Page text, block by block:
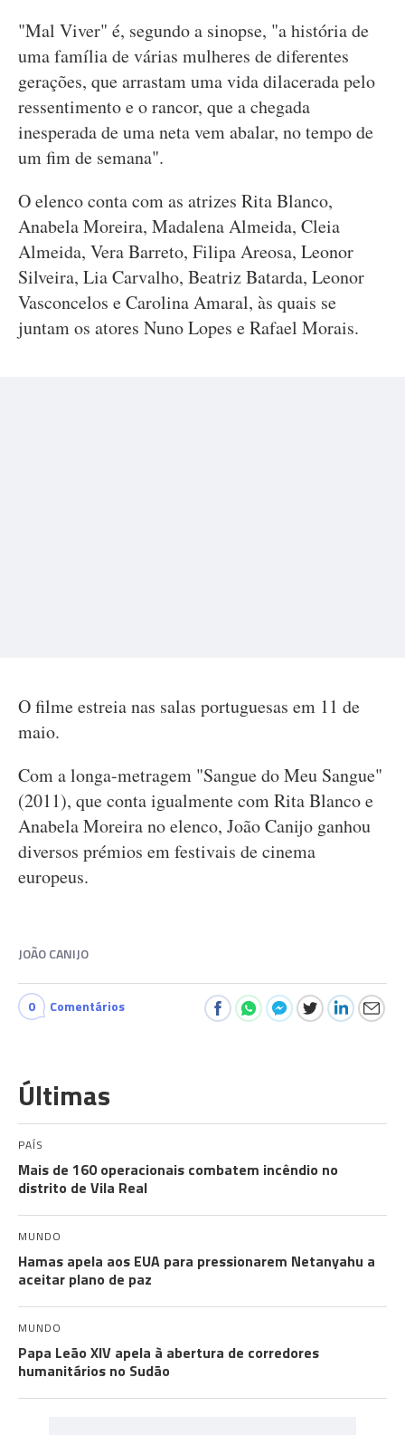
"Mal Viver" é, segundo a sinopse, "a história de
uma família de várias mulheres de diferentes
gerações, que arrastam uma vida dilacerada pelo
ressentimento e o rancor, que a chegada
inesperada de uma neta vem abalar, no tempo de
um fim de semana".
O elenco conta com as atrizes Rita Blanco,
Anabela Moreira, Madalena Almeida, Cleia
Almeida, Vera Barreto, Filipa Areosa, Leonor
Silveira, Lia Carvalho, Beatriz Batarda, Leonor
Vasconcelos e Carolina Amaral, às quais se
juntam os atores Nuno Lopes e Rafael Morais.
O filme estreia nas salas portuguesas em 11 de
maio.
Com a longa-metragem "Sangue do Meu Sangue"
(2011), que conta igualmente com Rita Blanco e
Anabela Moreira no elenco, João Canijo ganhou
diversos prémios em festivais de cinema
europeus.
JOÃO CANIJO
0 Comentários
Últimas
PAÍS
Mais de 160 operacionais combatem incêndio no
distrito de Vila Real
MUNDO
Hamas apela aos EUA para pressionarem Netanyahu a
aceitar plano de paz
MUNDO
Papa Leão XIV apela à abertura de corredores
humanitários no Sudão